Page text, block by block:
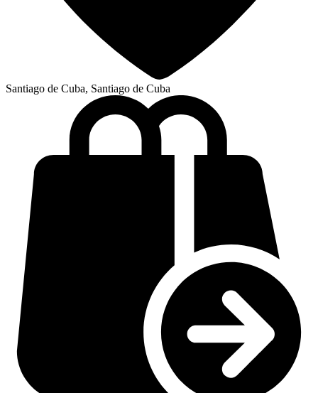
Santiago de Cuba, Santiago de Cuba